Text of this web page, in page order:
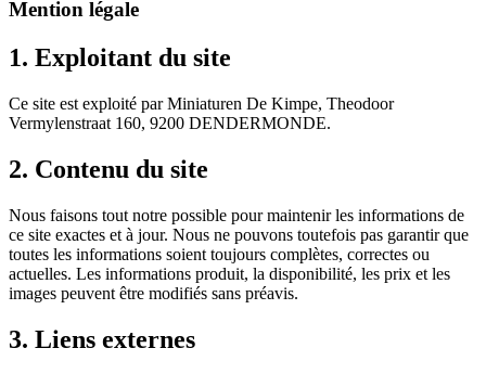
Mention légale
1. Exploitant du site
Ce site est exploité par Miniaturen De Kimpe, Theodoor
Vermylenstraat 160, 9200 DENDERMONDE.
2. Contenu du site
Nous faisons tout notre possible pour maintenir les informations de
ce site exactes et à jour. Nous ne pouvons toutefois pas garantir que
toutes les informations soient toujours complètes, correctes ou
actuelles. Les informations produit, la disponibilité, les prix et les
images peuvent être modifiés sans préavis.
3. Liens externes